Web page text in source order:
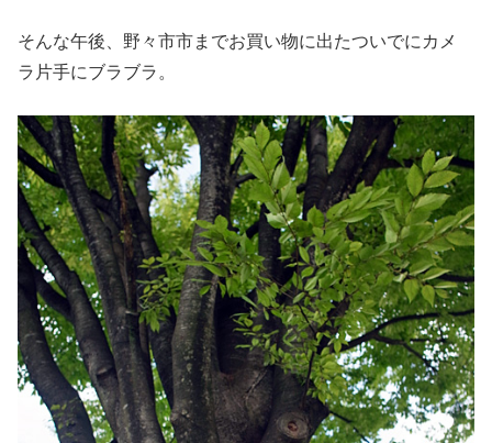
そんな午後、野々市市までお買い物に出たついでにカメ
ラ片手にブラブラ。